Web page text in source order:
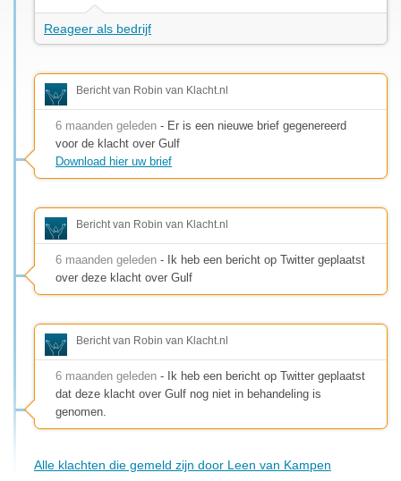
Reageer als bedrijf
Bericht van Robin van Klacht.nl
6 maanden geleden - Er is een nieuwe brief gegenereerd
voor de klacht over Gulf
Download hier uw brief
Bericht van Robin van Klacht.nl
6 maanden geleden - Ik heb een bericht op Twitter geplaatst
over deze klacht over Gulf
Bericht van Robin van Klacht.nl
6 maanden geleden - Ik heb een bericht op Twitter geplaatst
dat deze klacht over Gulf nog niet in behandeling is
genomen.
Alle klachten die gemeld zijn door Leen van Kampen